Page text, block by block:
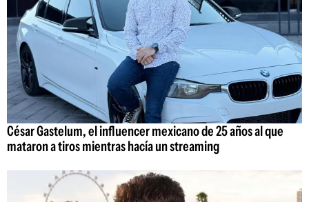
César Gastelum, el influencer mexicano de 25 años al que
mataron a tiros mientras hacía un streaming